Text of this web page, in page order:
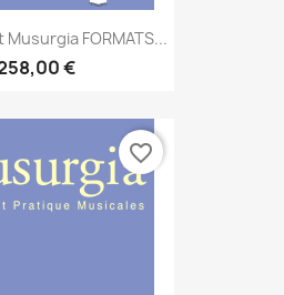
FORMATS...
€
favorite_border